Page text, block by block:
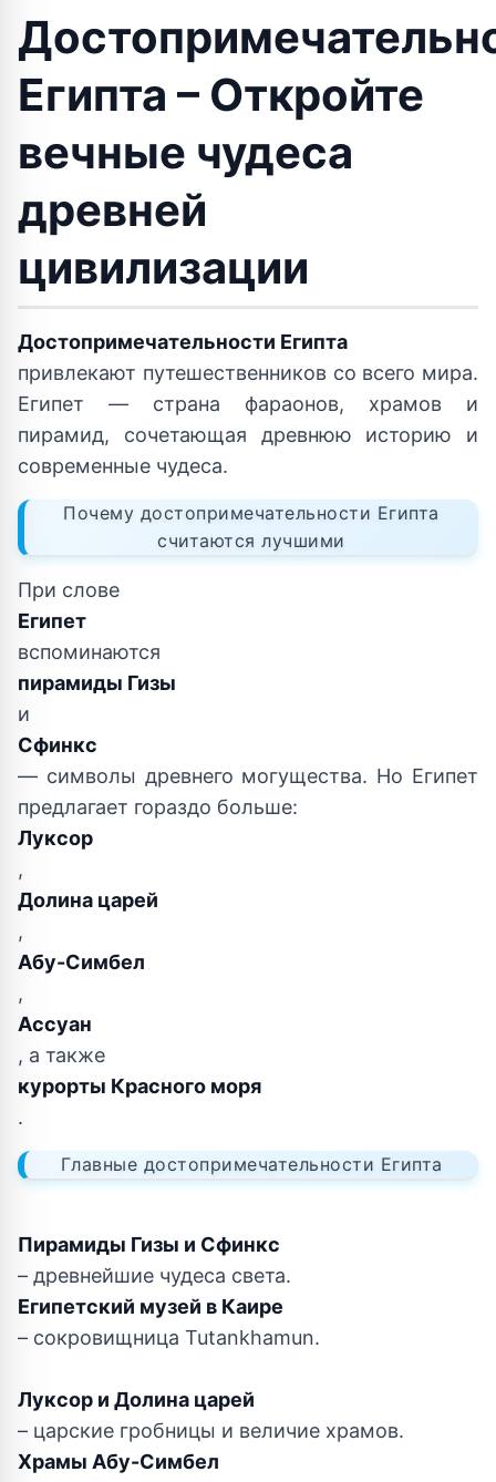
Египта – Откройте
вечные чудеса
древней
цивилизации
Достопримечательности Египта
привлекают путешественников со всего мира.
Египет — страна фараонов, храмов и
пирамид, сочетающая древнюю историю и
современные чудеса.
Почему достопримечательности Египта
считаются лучшими
При слове
Египет
вспоминаются
пирамиды Гизы
и
Сфинкс
— символы древнего могущества. Но Египет
предлагает гораздо больше:
Луксор
,
Долина царей
,
Абу-Симбел
,
Ассуан
, а также
курорты Красного моря
.
Главные достопримечательности Египта
Пирамиды Гизы и Сфинкс
– древнейшие чудеса света.
Египетский музей в Каире
– сокровищница Tutankhamun.
Луксор и Долина царей
– царские гробницы и величие храмов.
Храмы Абу-Симбел